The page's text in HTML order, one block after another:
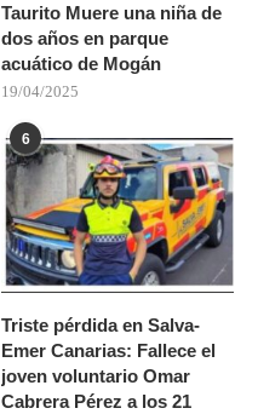
Taurito Muere una niña de
dos años en parque
acuático de Mogán
19/04/2025
6
Triste pérdida en Salva-
Emer Canarias: Fallece el
joven voluntario Omar
Cabrera Pérez a los 21